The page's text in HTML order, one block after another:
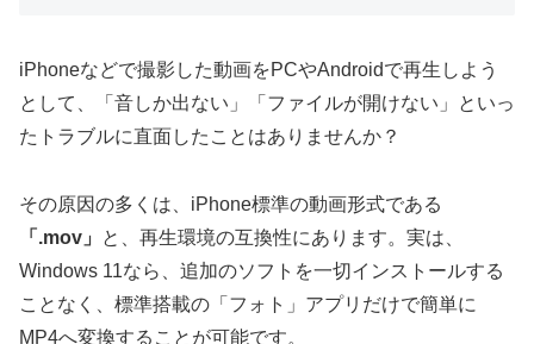
iPhoneなどで撮影した動画をPCやAndroidで再生しよう
として、「音しか出ない」「ファイルが開けない」といっ
たトラブルに直面したことはありませんか？
その原因の多くは、iPhone標準の動画形式である
「.mov」
と、再生環境の互換性にあります。実は、
Windows 11なら、追加のソフトを一切インストールする
ことなく、標準搭載の「フォト」アプリだけで簡単に
MP4へ変換することが可能です。